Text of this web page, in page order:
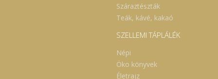
Száraztészták
Teák, kávé, kakaó
SZELLEMI TÁPLÁLÉK
Népi
Öko könyvek
Életrajz